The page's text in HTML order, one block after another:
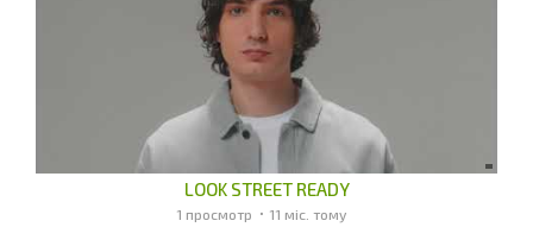
LOOK STREET READY
1 просмотр 11 міс. тому